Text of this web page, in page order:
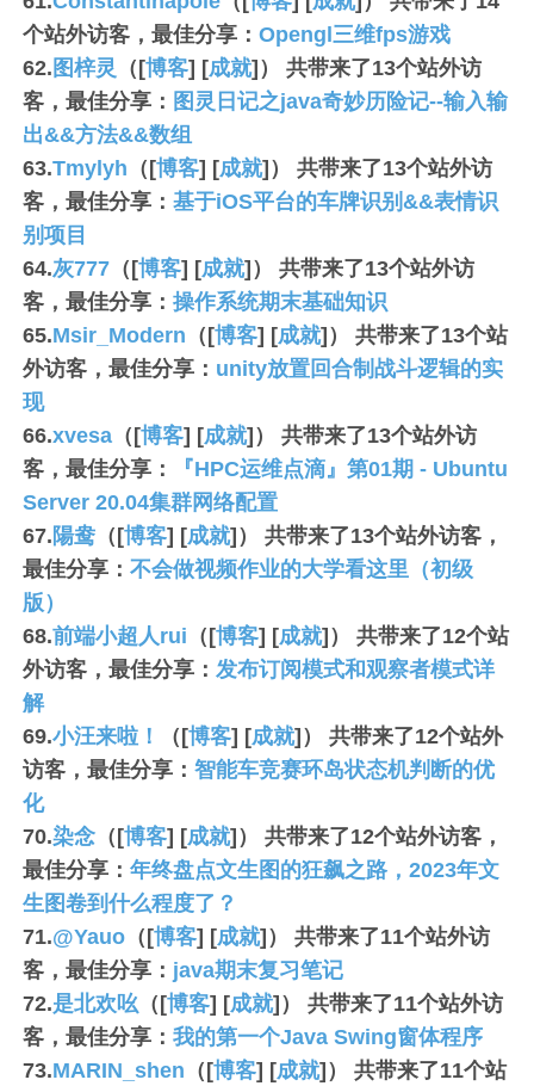
个站外访客，最佳分享：Opengl三维fps游戏
62. 图梓灵 （[博客] [成就]） 共带来了13个站外访
客，最佳分享： 图灵日记之java奇妙历险记--输入输
出&&方法&&数组
63.Tmylyh （[博客] [成就]） 共带来了13个站外访
客，最佳分享：基于iOS平台的车牌识别&&表情识
别项目
64.灰777 （[博客] [成就]） 共带来了13个站外访
客，最佳分享：操作系统期末基础知识
65.Msir_Modern （[博客] [成就]） 共带来了13个站
外访客，最佳分享： unity放置回合制战斗逻辑的实
现
66.xvesa （[博客] [成就]） 共带来了13个站外访
客，最佳分享：
『HPC运维点滴』第01期 - Ubuntu
Server 20.04集群网络配置
67.陽鸯 （[博客] [成就]） 共带来了13个站外访客，
最佳分享：不会做视频作业的大学看这里（初级
版）
68.前端小超人rui （[博客] [成就]） 共带来了12个站
外访客，最佳分享：发布订阅模式和观察者模式详
解
69.小汪来啦！ （[博客] [成就]） 共带来了12个站外
访客，最佳分享：智能车竞赛环岛状态机判断的优
化
70.染念 （[博客] [成就]） 共带来了12个站外访客，
最佳分享：年终盘点文生图的狂飙之路，2023年文
生图卷到什么程度了？
71.@Yauo （[博客] [成就]） 共带来了11个站外访
客，最佳分享： java期末复习笔记
72.是北欢吆 （[博客] [成就]） 共带来了11个站外访
客，最佳分享：我的第一个Java Swing窗体程序
73.MARIN_shen （[博客] [成就]） 共带来了11个站